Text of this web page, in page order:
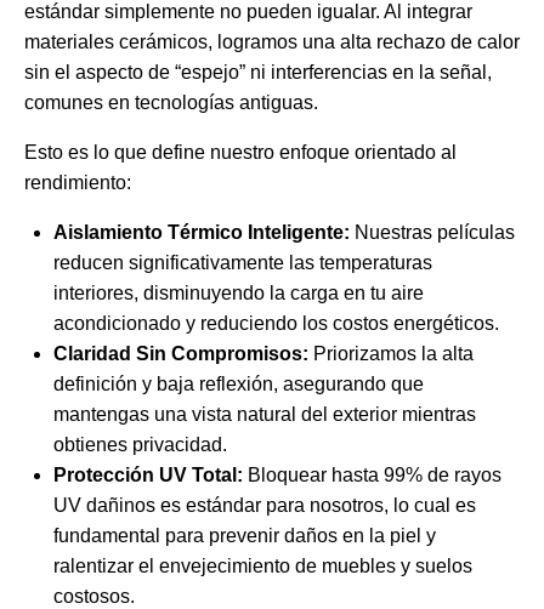
estándar simplemente no pueden igualar. Al integrar
materiales cerámicos, logramos una alta rechazo de calor
sin el aspecto de “espejo” ni interferencias en la señal,
comunes en tecnologías antiguas.
Esto es lo que define nuestro enfoque orientado al
rendimiento:
Aislamiento Térmico Inteligente: Nuestras películas
reducen significativamente las temperaturas
interiores, disminuyendo la carga en tu aire
acondicionado y reduciendo los costos energéticos.
Claridad Sin Compromisos: Priorizamos la alta
definición y baja reflexión, asegurando que
mantengas una vista natural del exterior mientras
obtienes privacidad.
Protección UV Total: Bloquear hasta 99% de rayos
UV dañinos es estándar para nosotros, lo cual es
fundamental para prevenir daños en la piel y
ralentizar el envejecimiento de muebles y suelos
costosos.